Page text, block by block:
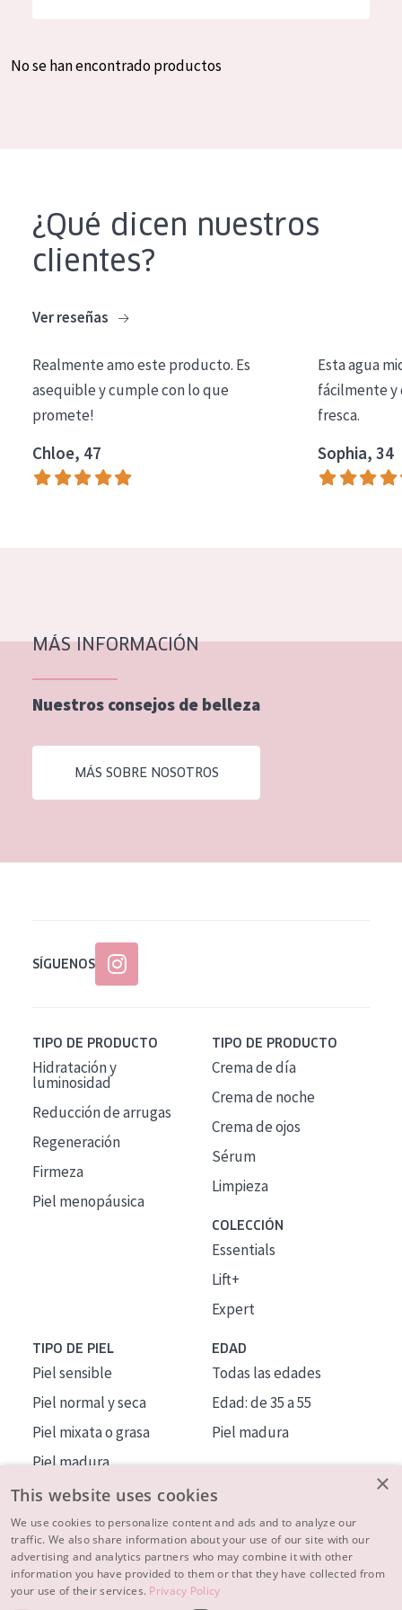
Crema de día
Crema de noche
Limpieza
COLECCIÓN
Essentials
Lift+
Piel normal y seca
Piel mixata o grasa
Piel madura
Piel expuesta al sol
Piel menopáusica
Todas las edades
Spanish
No se han encontrado productos
¿Qué dicen nuestros
clientes?
Ver reseñas
Realmente amo este producto. Es
asequible y cumple con lo que
promete!
Chloe, 47
Esta agua
fácilmente y
fresca.
Sophia, 34
MÁS INFORMACIÓN
Nuestros consejos de belleza
MÁS SOBRE NOSOTROS
SÍGUENOS
TIPO DE PRODUCTO
Hidratación y
luminosidad
Reducción de arrugas
Regeneración
Firmeza
Piel menopáusica
TIPO DE PRODUCTO
Crema de día
Crema de noche
Crema de ojos
Sérum
Limpieza
COLECCIÓN
Essentials
Lift+
Expert
TIPO DE PIEL
Piel sensible
Piel normal y seca
Piel mixata o grasa
Piel madura
Piel expuesta al sol
Piel menopáusica
EDAD
Todas las edades
Edad: de 35 a 55
Piel madura
MÁS SOBRE NOSOTROS
INSPIRACIÓN
×
This website uses cookies
We use cookies to personalize content and ads and to analyze our
traffic. We also share information about your use of our site with our
advertising and analytics partners who may combine it with other
information you have provided to them or that they have collected from
your use of their services. Privacy Policy